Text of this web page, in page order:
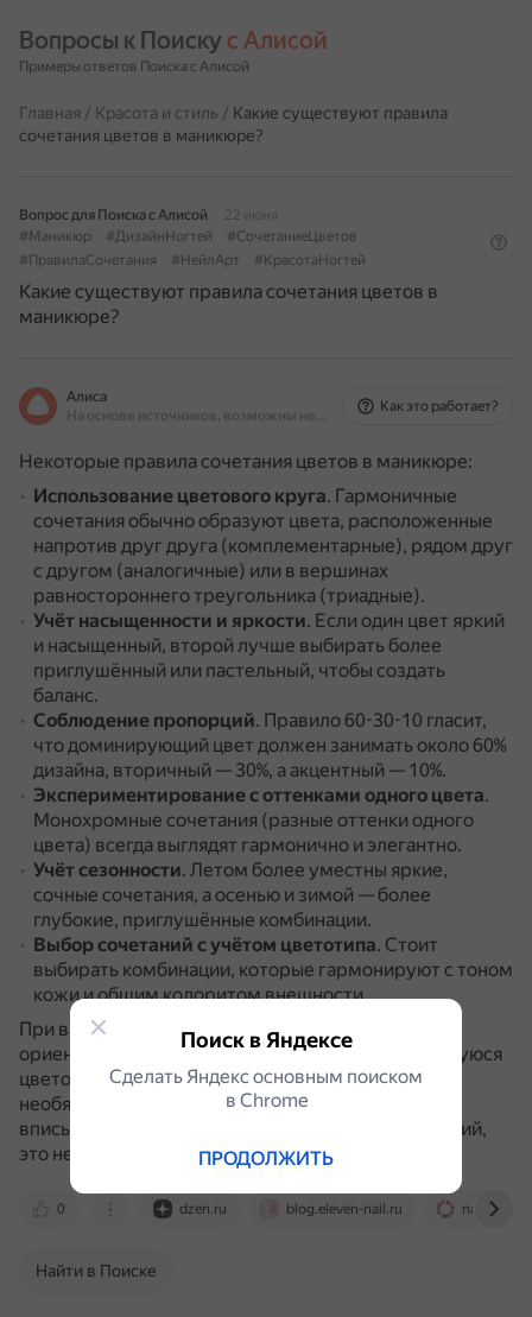
Вопросы к Поиску с Алисой
Примеры ответов Поиска с Алисой
Главная / Красота и стиль / Какие существуют правила
сочетания цветов в маникюре?
Вопрос для Поиска с Алисой
22 июня
#Маникюр
#ДизайнНогтей
#СочетаниеЦветов
#ПравилаСочетания
#НейлАрт #КрасотаНогтей
Какие существуют правила сочетания цветов в
маникюре?
Алиса
На основе источников, возможны неточности
Как это работает?
Некоторые правила сочетания цветов в маникюре:
Использование цветового круга. Гармоничные
сочетания обычно образуют цвета, расположенные
напротив друг друга (комплементарные), рядом друг
с другом (аналогичные) или в вершинах
равностороннего треугольника (триадные).
Учёт насыщенности и яркости. Если один цвет яркий
и насыщенный, второй лучше выбирать более
приглушённый или пастельный, чтобы создать
баланс.
Соблюдение пропорций. Правило 60-30-10 гласит,
что доминирующий цвет должен занимать около 60%
дизайна, вторичный — 30%, а акцентный — 10%.
Экспериментирование с оттенками одного цвета.
Монохромные сочетания (разные оттенки одного
цвета) всегда выглядят гармонично и элегантно.
Учёт сезонности. Летом более уместны яркие,
сочные сочетания, а осенью и зимой — более
глубокие, приглушённые комбинации.
Выбор сочетаний с учётом цветотипа. Стоит
выбирать комбинации, которые гармонируют с тоном
кожи и общим колоритом внешности.
При выборе цветовой комбинации стоит
ориентироваться на своё чувство вкуса и нравящуюся
цветовую гамму.Дословно следовать правилам
необязательно, и если нравится сочетание, не
вписывающееся в одну из предложенных категорий,
это не повод от него отказываться.
0 dzen.ru blog.eleven-nail.ru nails-
Найти в Поиске
Поиск в Яндексе
Сделать Яндекс основным поиском
в Сhrome
ПРОДОЛЖИТЬ